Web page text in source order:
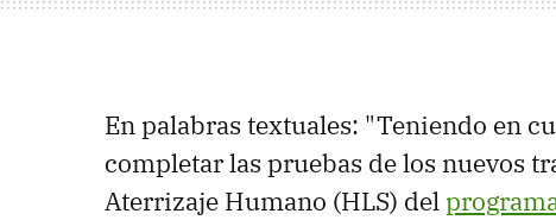
En palabras textuales: "Teniendo en
completar las pruebas de los nuevos
Aterrizaje Humano (HLS) del